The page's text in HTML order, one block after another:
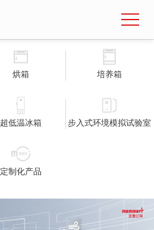
烘箱 培养箱
超低温冰箱 步入式环境模拟试验室
定制化产品